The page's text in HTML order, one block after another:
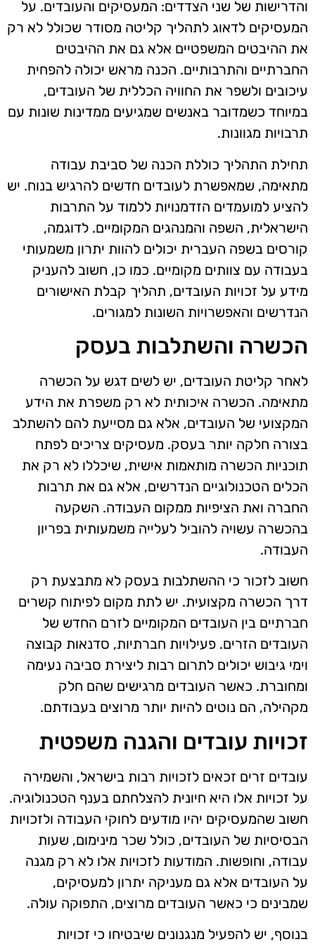
והדרישות של שני הצדדים: המעסיקים והעובדים. על
המעסיקים לדאוג לתהליך קליטה מסודר שכולל לא רק
את ההיבטים המשפטיים אלא גם את ההיבטים
החברתיים והתרבותיים. הכנה מראש יכולה להפחית
עיכובים ולשפר את החוויה הכללית של העובדים,
במיוחד כשמדובר באנשים שמגיעים ממדינות שונות עם
תרבויות מגוונות.
תחילת התהליך כוללת הכנה של סביבת עבודה
מתאימה, שמאפשרת לעובדים חדשים להרגיש בנוח. יש
להציע למועמדים הזדמנויות ללמוד על התרבות
הישראלית, השפה והמנהגים המקומיים. לדוגמה,
קורסים בשפה העברית יכולים להוות יתרון משמעותי
בעבודה עם צוותים מקומיים. כמו כן, חשוב להעניק
מידע על זכויות העובדים, תהליך קבלת האישורים
הנדרשים והאפשרויות השונות למגורים.
הכשרה והשתלבות בעסק
לאחר קליטת העובדים, יש לשים דגש על הכשרה
מתאימה. הכשרה איכותית לא רק משפרת את הידע
המקצועי של העובדים, אלא גם מסייעת להם להשתלב
בצורה חלקה יותר בעסק. מעסיקים צריכים לפתח
תוכניות הכשרה מותאמות אישית, שיכללו לא רק את
הכלים הטכנולוגיים הנדרשים, אלא גם את תרבות
החברה ואת הציפיות ממקום העבודה. השקעה
בהכשרה עשויה להוביל לעלייה משמעותית בפריון
העבודה.
חשוב לזכור כי ההשתלבות בעסק לא מתבצעת רק
דרך הכשרה מקצועית. יש לתת מקום לפיתוח קשרים
חברתיים בין העובדים המקומיים לזרם החדש של
העובדים הזרים. פעילויות חברתיות, סדנאות קבוצה
וימי גיבוש יכולים לתרום רבות ליצירת סביבה נעימה
ומחוברת. כאשר העובדים מרגישים שהם חלק
מקהילה, הם נוטים להיות יותר מרוצים בעבודתם.
זכויות עובדים והגנה משפטית
עובדים זרים זכאים לזכויות רבות בישראל, והשמירה
על זכויות אלו היא חיונית להצלחתם בענף הטכנולוגיה.
חשוב שהמעסיקים יהיו מודעים לחוקי העבודה ולזכויות
הבסיסיות של העובדים, כולל שכר מינימום, שעות
עבודה, וחופשות. המודעות לזכויות אלו לא רק מגנה
על העובדים אלא גם מעניקה יתרון למעסיקים,
שמבינים כי כאשר העובדים מרוצים, התפוקה עולה.
בנוסף, יש להפעיל מנגנונים שיבטיחו כי זכויות